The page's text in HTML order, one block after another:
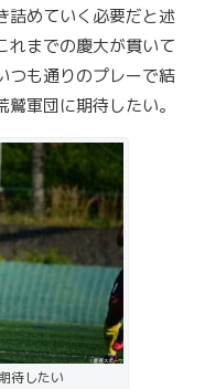
詰めていく必要だと述
れまでの慶大が貫いて
つも通りのプレーで結
軍団に期待したい。
待したい